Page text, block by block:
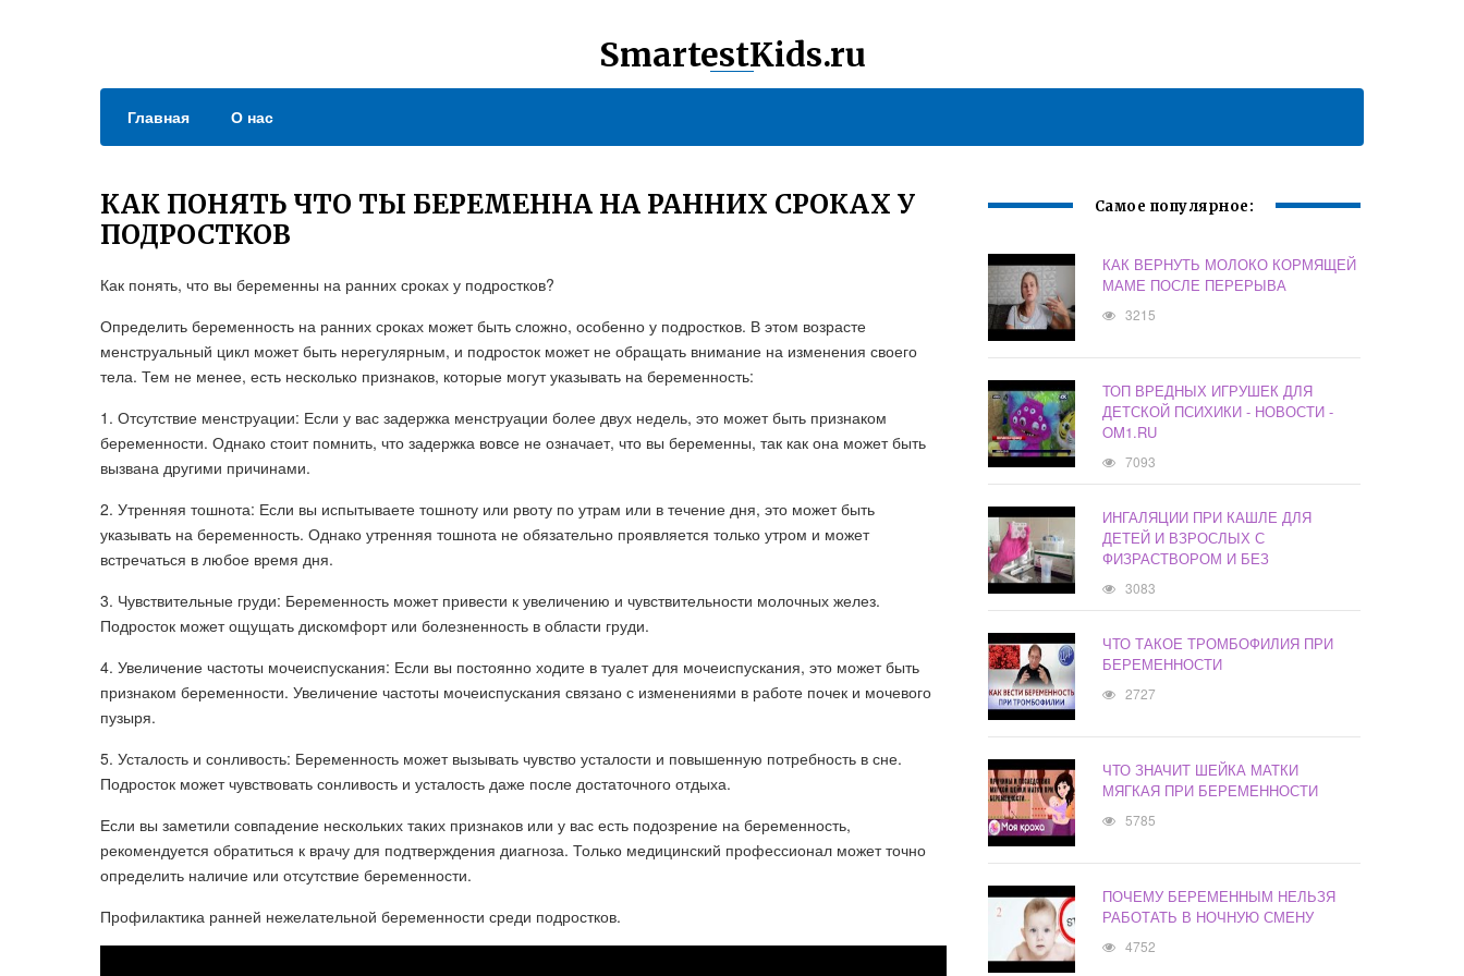
SmartestKids.ru
Главная О нас
КАК ПОНЯТЬ ЧТО ТЫ БЕРЕМЕННА НА РАННИХ СРОКАХ У
ПОДРОСТКОВ
Как понять, что вы беременны на ранних сроках у подростков?
Определить беременность на ранних сроках может быть сложно, особенно у подростков. В этом возрасте
менструальный цикл может быть нерегулярным, и подросток может не обращать внимание на изменения своего
тела. Тем не менее, есть несколько признаков, которые могут указывать на беременность:
1. Отсутствие менструации: Если у вас задержка менструации более двух недель, это может быть признаком
беременности. Однако стоит помнить, что задержка вовсе не означает, что вы беременны, так как она может быть
вызвана другими причинами.
2. Утренняя тошнота: Если вы испытываете тошноту или рвоту по утрам или в течение дня, это может быть
указывать на беременность. Однако утренняя тошнота не обязательно проявляется только утром и может
встречаться в любое время дня.
3. Чувствительные груди: Беременность может привести к увеличению и чувствительности молочных желез.
Подросток может ощущать дискомфорт или болезненность в области груди.
4. Увеличение частоты мочеиспускания: Если вы постоянно ходите в туалет для мочеиспускания, это может быть
признаком беременности. Увеличение частоты мочеиспускания связано с изменениями в работе почек и мочевого
пузыря.
5. Усталость и сонливость: Беременность может вызывать чувство усталости и повышенную потребность в сне.
Подросток может чувствовать сонливость и усталость даже после достаточного отдыха.
Если вы заметили совпадение нескольких таких признаков или у вас есть подозрение на беременность,
рекомендуется обратиться к врачу для подтверждения диагноза. Только медицинский профессионал может точно
определить наличие или отсутствие беременности.
Профилактика ранней нежелательной беременности среди подростков.
Самое популярное:
КАК ВЕРНУТЬ МОЛОКО КОРМЯЩЕЙ
МАМЕ ПОСЛЕ ПЕРЕРЫВА
3215
ТОП ВРЕДНЫХ ИГРУШЕК ДЛЯ
ДЕТСКОЙ ПСИХИКИ - НОВОСТИ -
OM1.RU
7093
ИНГАЛЯЦИИ ПРИ КАШЛЕ ДЛЯ
ДЕТЕЙ И ВЗРОСЛЫХ С
ФИЗРАСТВОРОМ И БЕЗ
3083
ЧТО ТАКОЕ ТРОМБОФИЛИЯ ПРИ
БЕРЕМЕННОСТИ
2727
ЧТО ЗНАЧИТ ШЕЙКА МАТКИ
МЯГКАЯ ПРИ БЕРЕМЕННОСТИ
5785
ПОЧЕМУ БЕРЕМЕННЫМ НЕЛЬЗЯ
РАБОТАТЬ В НОЧНУЮ СМЕНУ
4752